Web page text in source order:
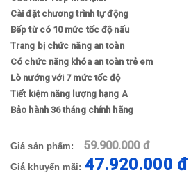
Cài đặt chương trình tự động
Bếp từ có 10 mức tốc độ nấu
Trang bị chức năng an toàn
Có chức năng khóa an toàn trẻ em
Lò nướng với 7 mức tốc độ
Tiết kiệm năng lượng hạng A
Bảo hành 36 tháng chính hãng
Giá sản phẩm: 59.900.000 đ
Giá khuyến mãi: 47.920.000 đ